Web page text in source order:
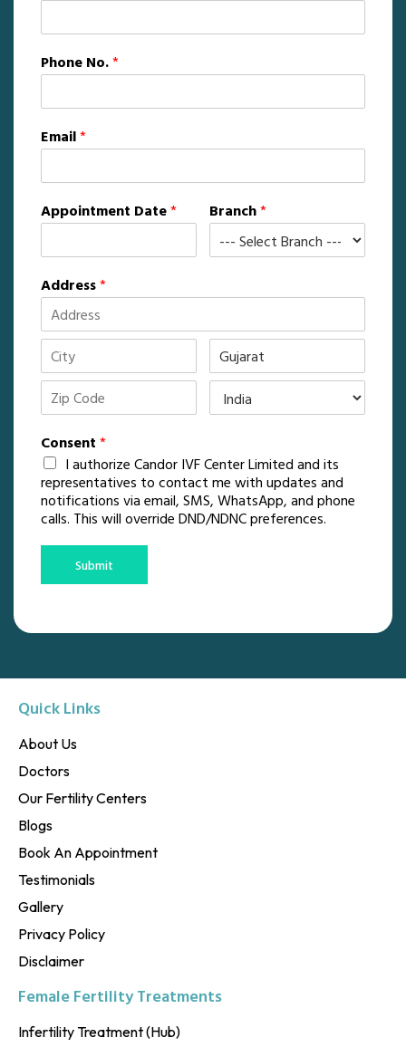
Phone No.*
Email*
Appointment Date* Branch*
Address*
Consent *
I authorize Candor IVF Center Limited and its
representatives to contact me with updates and
notifications via email, SMS, WhatsApp, and phone
calls. This will override DND/NDNC preferences.
Submit
Quick Links
About Us
Doctors
Our Fertility Centers
Blogs
Book An Appointment
Testimonials
Gallery
Privacy Policy
Disclaimer
Female Fertility Treatments
Infertility Treatment (Hub)